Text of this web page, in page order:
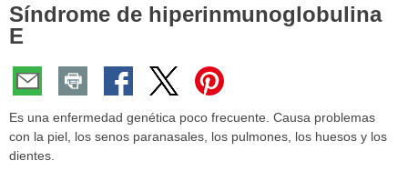
Síndrome de hiperinmunoglobulina
E
Es una enfermedad genética poco frecuente. Causa problemas
con la piel, los senos paranasales, los pulmones, los huesos y los
dientes.